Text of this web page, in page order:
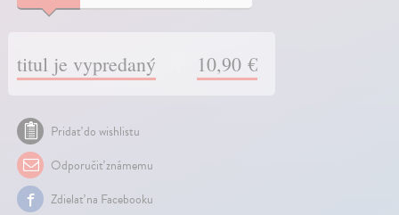
titul je vypredaný 10,90 €
Pridať do wishlistu
Odporučiť známemu
Zdielať na Facebooku